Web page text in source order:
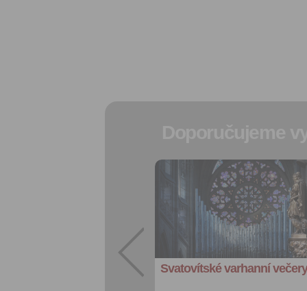
Svatovítské varhanní večery
Přidat do
oblíbených
Sdílet:
Facebook
export do
kalendáře
Více výhod pro